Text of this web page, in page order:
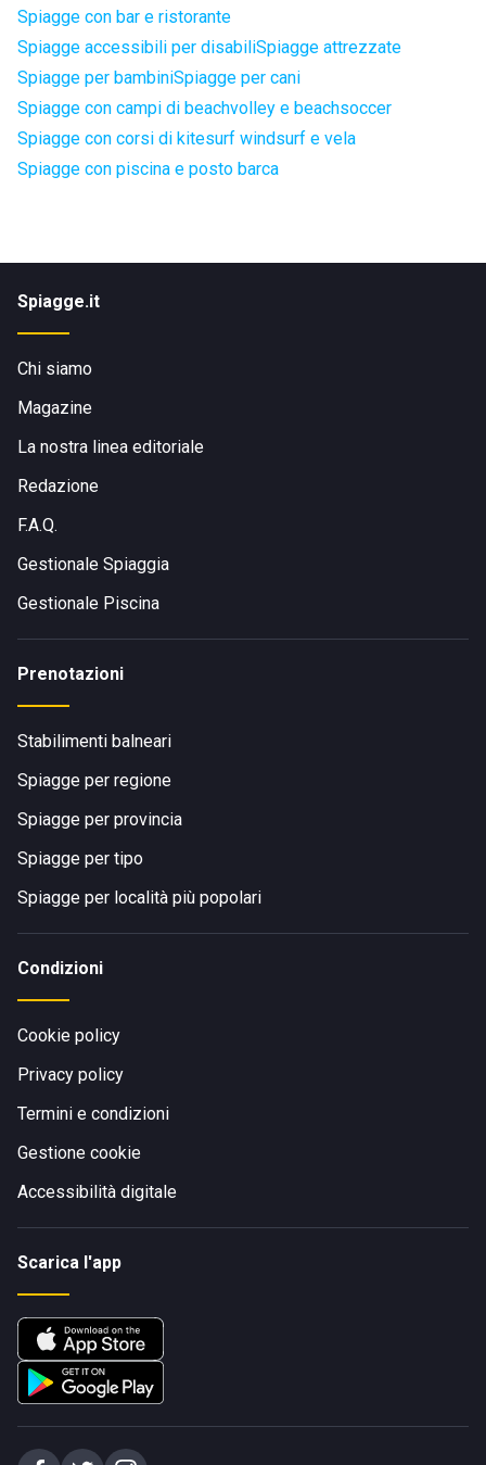
Spiagge con bar e ristorante
Spiagge accessibili per disabiliSpiagge attrezzate
Spiagge per bambiniSpiagge per cani
Spiagge con campi di beachvolley e beachsoccer
Spiagge con corsi di kitesurf windsurf e vela
Spiagge con piscina e posto barca
Spiagge.it
Chi siamo
Magazine
La nostra linea editoriale
Redazione
F.A.Q.
Gestionale Spiaggia
Gestionale Piscina
Prenotazioni
Stabilimenti balneari
Spiagge per regione
Spiagge per provincia
Spiagge per tipo
Spiagge per località più popolari
Condizioni
Cookie policy
Privacy policy
Termini e condizioni
Gestione cookie
Accessibilità digitale
Scarica l'app